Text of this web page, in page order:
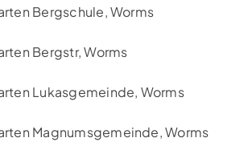
Bergschule, Worms
Bergstr, Worms
Lukasgemeinde, Worms
Magnumsgemeinde, Worms